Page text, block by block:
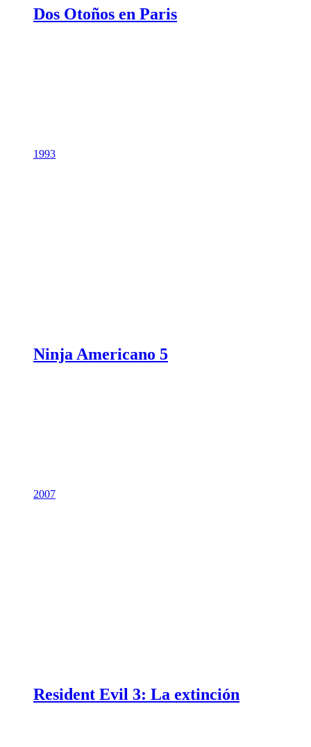
Dos Otoños en Paris
1993
Ninja Americano 5
2007
Resident Evil 3: La extinción